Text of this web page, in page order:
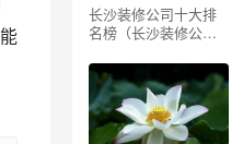
长沙装修公司十大排
名榜（长沙装修公司